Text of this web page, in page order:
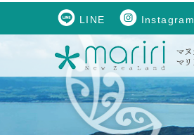
LINE Instagram